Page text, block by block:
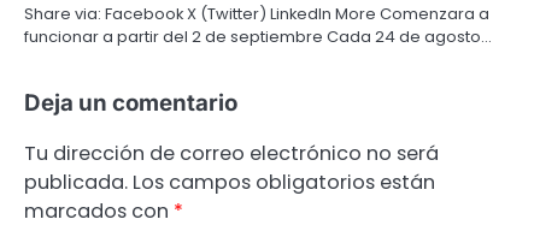
Share via: Facebook X (Twitter) LinkedIn More Comenzara a
funcionar a partir del 2 de septiembre Cada 24 de agosto…
Deja un comentario
Tu dirección de correo electrónico no será
publicada. Los campos obligatorios están
marcados con *